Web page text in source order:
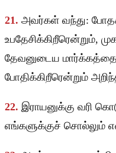
21. அவர்கள் வந்து:
உபதேசிக்கிறீரென்றும்,
தேவனுடைய
போதிக்கிறீரென்றும்
22. இராயனுக்கு வரி
எங்களுக்குச் சொல்லும்